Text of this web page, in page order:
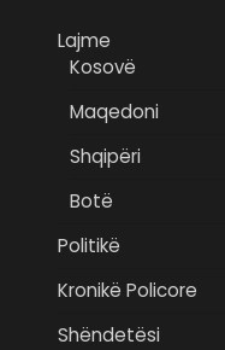
Lajme
Kosovë
Maqedoni
Shqipëri
Botë
Politikë
Kronikë Policore
Shëndetësi